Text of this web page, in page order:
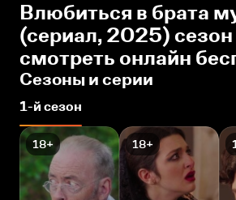
Влюбиться в брата
(сериал, 2025) сезон
смотреть онлайн
Сезоны и серии
1-й сезон
18+ 18+